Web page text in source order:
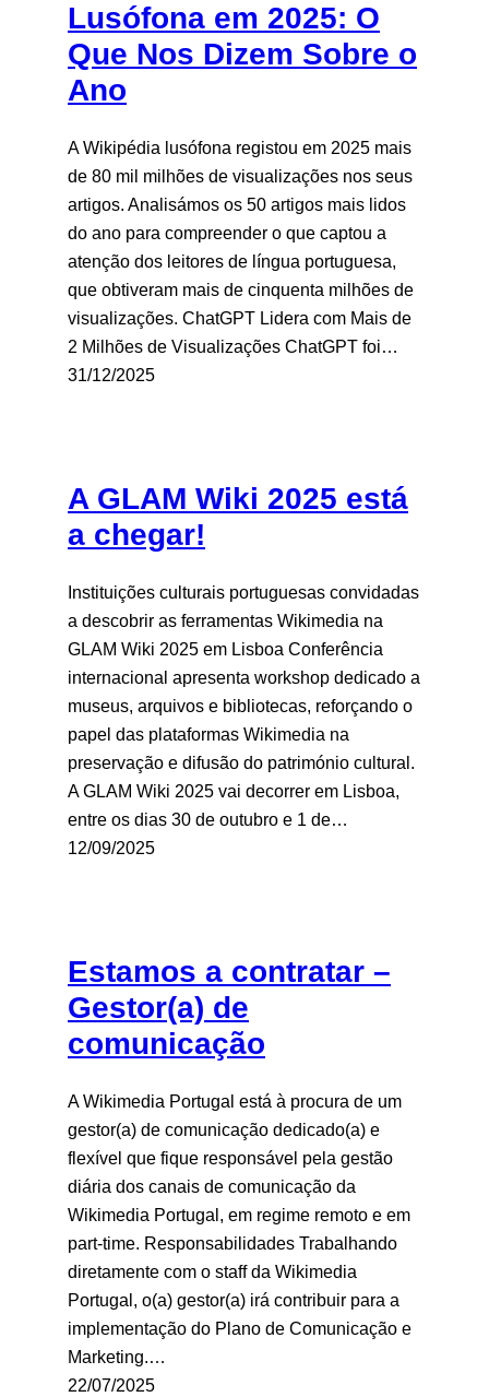
Lusófona em 2025: O
Que Nos Dizem Sobre o
Ano
A Wikipédia lusófona registou em 2025 mais
de 80 mil milhões de visualizações nos seus
artigos. Analisámos os 50 artigos mais lidos
do ano para compreender o que captou a
atenção dos leitores de língua portuguesa,
que obtiveram mais de cinquenta milhões de
visualizações. ChatGPT Lidera com Mais de
2 Milhões de Visualizações ChatGPT foi…
31/12/2025
A GLAM Wiki 2025 está
a chegar!
Instituições culturais portuguesas convidadas
a descobrir as ferramentas Wikimedia na
GLAM Wiki 2025 em Lisboa Conferência
internacional apresenta workshop dedicado a
museus, arquivos e bibliotecas, reforçando o
papel das plataformas Wikimedia na
preservação e difusão do património cultural.
A GLAM Wiki 2025 vai decorrer em Lisboa,
entre os dias 30 de outubro e 1 de…
12/09/2025
Estamos a contratar –
Gestor(a) de
comunicação
A Wikimedia Portugal está à procura de um
gestor(a) de comunicação dedicado(a) e
flexível que fique responsável pela gestão
diária dos canais de comunicação da
Wikimedia Portugal, em regime remoto e em
part-time. Responsabilidades Trabalhando
diretamente com o staff da Wikimedia
Portugal, o(a) gestor(a) irá contribuir para a
implementação do Plano de Comunicação e
Marketing.…
22/07/2025